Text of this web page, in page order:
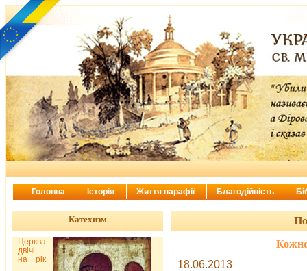
18.06.2013
Катехизм
Церква
двічі
на рік
Головна Історія Життя парафії Благодійність